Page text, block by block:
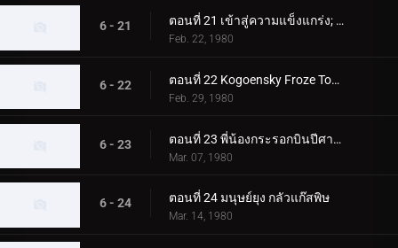
6 - 21 ตอนที่ 21 เข้าสู่ความแข็งแกร่ง; สองคนขี่ปะทะ สัตว์ประหลาดที่น่าเกรงขามสองตัว
Feb. 22, 1980
6 - 22 ตอนที่ 22 Kogoensky Froze Tokyo 5 วินาทีที่แล้ว
Feb. 29, 1980
6 - 23 ตอนที่ 23 พี่น้องกระรอกบินปีศาจและนักขี่สองคน
Mar. 07, 1980
6 - 24 ตอนที่ 24 มนุษย์ยุง กลัวแก๊สพิษ
Mar. 14, 1980